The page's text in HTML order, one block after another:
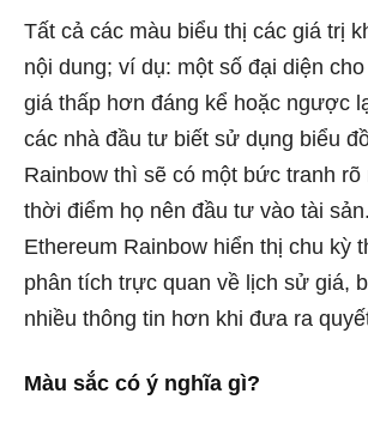
Tất cả các màu biểu thị các giá trị
nội dung; ví dụ: một số đại diện
giá thấp hơn đáng kể hoặc ngược
các nhà đầu tư biết sử dụng biểu
Rainbow thì sẽ có một bức tranh
thời điểm họ nên đầu tư vào tài
Ethereum Rainbow hiển thị chu kỳ
phân tích trực quan về lịch sử giá,
nhiều thông tin hơn khi đưa ra
Màu sắc có ý nghĩa gì?